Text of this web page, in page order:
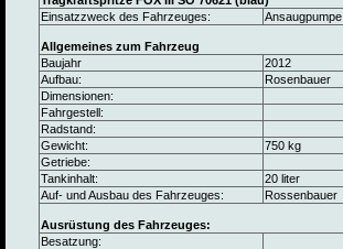
Einsatzzweck des Fahrzeuges:
Ansaugpumpe
Allgemeines zum Fahrzeug
Baujahr
2012
Aufbau:
Rosenbauer
Dimensionen:
Fahrgestell:
Radstand:
Gewicht:
750 kg
Getriebe:
Tankinhalt:
20 liter
Auf- und Ausbau des Fahrzeuges:
Rossenbauer
Ausrüstung des Fahrzeuges:
Besatzung: